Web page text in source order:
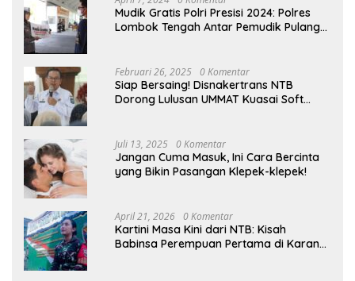
Mudik Gratis Polri Presisi 2024: Polres
Lombok Tengah Antar Pemudik Pulang
Februari 26, 2025 0 Komentar
Siap Bersaing! Disnakertrans NTB
Dorong Lulusan UMMAT Kuasai Soft
Juli 13, 2025 0 Komentar
Jangan Cuma Masuk, Ini Cara Bercinta
yang Bikin Pasangan Klepek-klepek!
April 21, 2026 0 Komentar
Kartini Masa Kini dari NTB: Kisah
Babinsa Perempuan Pertama di Karang